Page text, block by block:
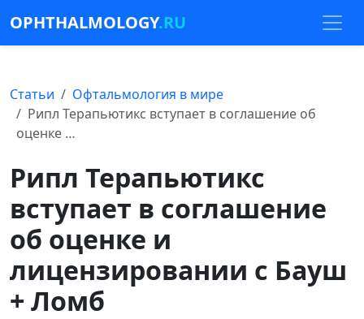
OPHTHALMOLOGY.RU
Статьи
Офтальмология в мире
Рипл Терапьютикс вступает в соглашение об
оценке …
Рипл Терапьютикс
вступает в соглашение
об оценке и
лицензировании с Бауш
+ Ломб